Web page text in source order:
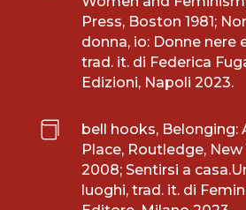
Press, Boston 1981;
donna, io: Donne nere
trad. it. di Federica
Edizioni, Napoli 2023.

bell hooks, Belonging:
Place, Routledge, New
2008; Sentirsi a
luoghi, trad. it. di